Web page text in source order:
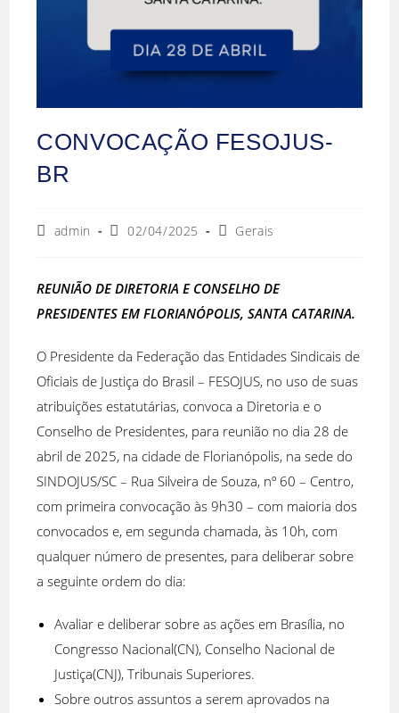
CONVOCAÇÃO FESOJUS-
BR
admin 02/04/2025 Gerais
REUNIÃO DE DIRETORIA E CONSELHO DE
PRESIDENTES EM FLORIANÓPOLIS, SANTA CATARINA.
O Presidente da Federação das Entidades Sindicais de
Oficiais de Justiça do Brasil – FESOJUS, no uso de suas
atribuições estatutárias, convoca a Diretoria e o
Conselho de Presidentes, para reunião no dia 28 de
abril de 2025, na cidade de Florianópolis, na sede do
SINDOJUS/SC – Rua Silveira de Souza, nº 60 – Centro,
com primeira convocação às 9h30 – com maioria dos
convocados e, em segunda chamada, às 10h, com
qualquer número de presentes, para deliberar sobre
a seguinte ordem do dia:
Avaliar e deliberar sobre as ações em Brasília, no
Congresso Nacional(CN), Conselho Nacional de
Justiça(CNJ), Tribunais Superiores.
Sobre outros assuntos a serem aprovados na